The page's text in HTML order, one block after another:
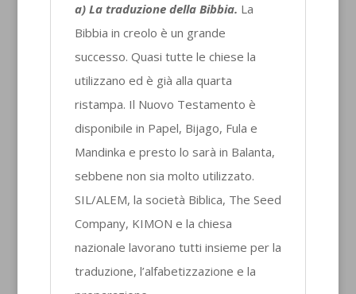
a) La traduzione della Bibbia. La
Bibbia in creolo è un grande
successo. Quasi tutte le chiese la
utilizzano ed è già alla quarta
ristampa. Il Nuovo Testamento è
disponibile in Papel, Bijago, Fula e
Mandinka e presto lo sarà in Balanta,
sebbene non sia molto utilizzato.
SIL/ALEM, la società Biblica, The Seed
Company, KIMON e la chiesa
nazionale lavorano tutti insieme per la
traduzione, l’alfabetizzazione e la